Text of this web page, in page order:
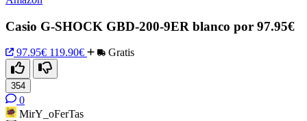
Casio G-SHOCK GBD-200-9ER blanco por 97.95€
97.95€ 119.90€ Gratis
354
0
MirY_oFerTas